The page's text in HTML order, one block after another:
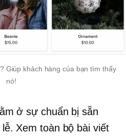
Giúp khách hàng của bạn tìm thấy
nó!
ở sự chuẩn bị sẵn
Xem toàn bộ bài viết